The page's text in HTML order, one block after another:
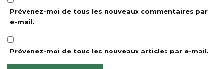
Prévenez-moi de tous les nouveaux commentaires par
e-mail.
Prévenez-moi de tous les nouveaux articles par e-mail.